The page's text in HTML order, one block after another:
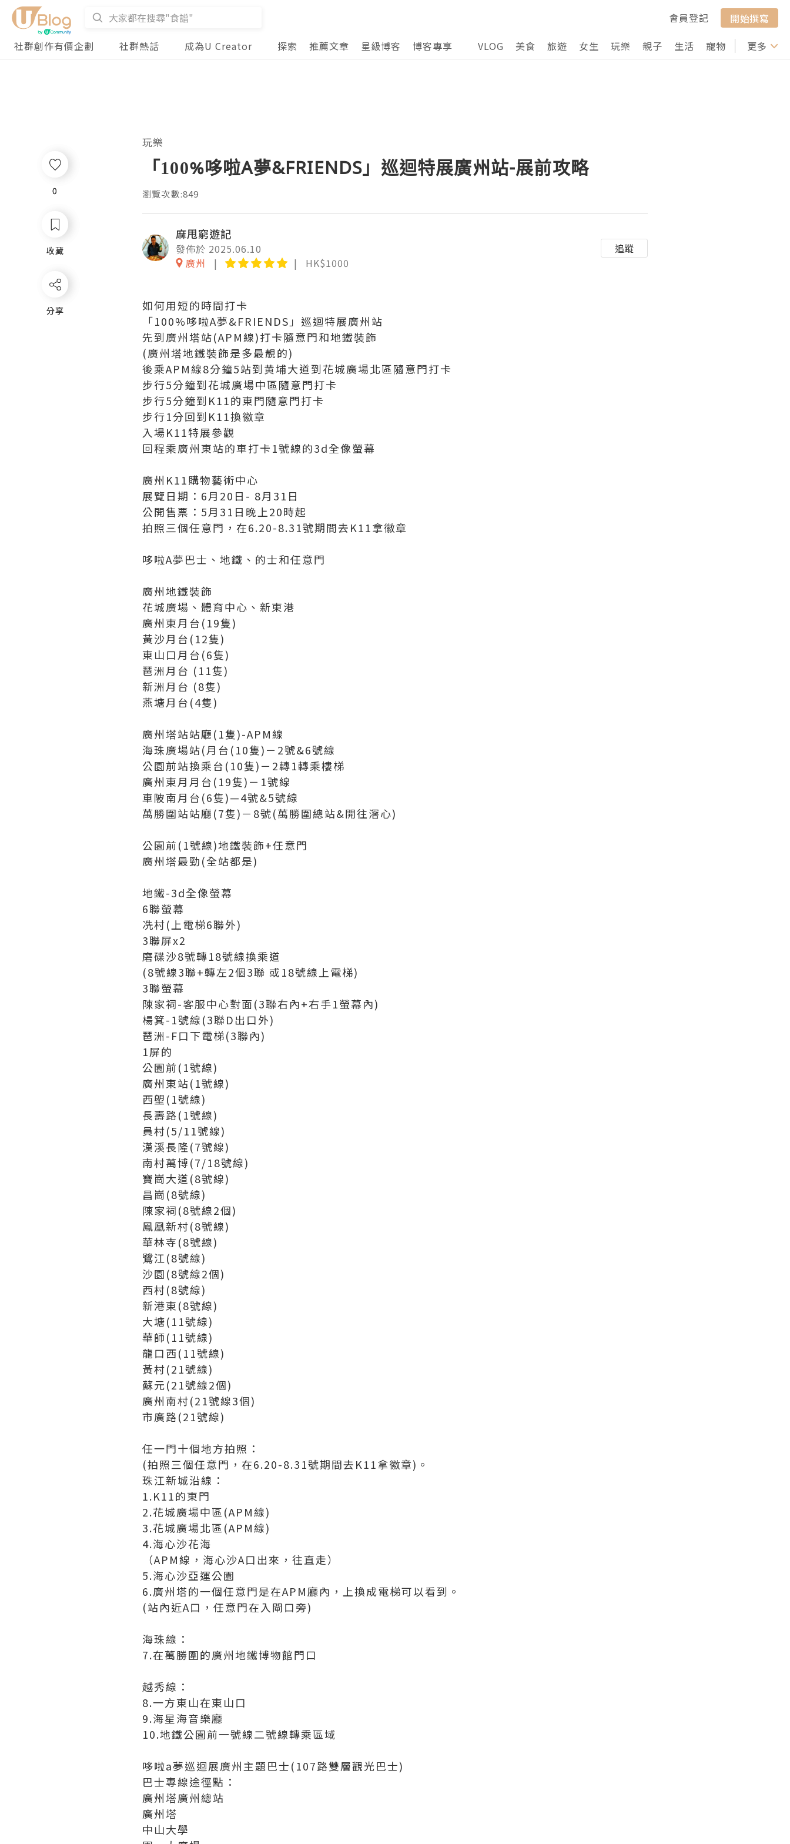
會員登記
開始撰寫
社群創作有價企劃
社群熱話 成為U Creator 探索 推薦文章 星級博客 博客專享 VLOG 美食 旅遊 女生 玩樂 親子 生活 寵物 行山 打卡
更多
0
收藏
分享
玩樂
「100%哆啦A夢&FRIENDS」巡迴特展廣州站-展前攻略
瀏覽次數:849
麻甩窮遊記
發佈於 2025.06.10
廣州
HK$1000
追蹤
如何用短的時間打卡
「100%哆啦A夢&FRIENDS」巡迴特展廣州站
先到廣州塔站(APM線)打卡隨意門和地鐵裝飾
(廣州塔地鐵裝飾是多最靚的)
後乘APM線8分鐘5站到黄埔大道到花城廣場北區隨意門打卡
步行5分鐘到花城廣場中區隨意門打卡
步行5分鐘到K11的東門隨意門打卡
步行1分回到K11換徽章
入場K11特展參觀
回程乘廣州東站的車打卡1號線的3d全像螢幕
廣州K11購物藝術中心
展覽日期：6月20日- 8月31日
公開售票：5月31日晚上20時起
拍照三個任意門，在6.20-8.31號期間去K11拿徽章
哆啦A夢巴士、地鐵、的士和任意門
廣州地鐵裝飾
花城廣場、體育中心、新東港
廣州東月台(19隻)
黃沙月台(12隻)
東山口月台(6隻)
琶洲月台 (11隻)
新洲月台 (8隻)
燕塘月台(4隻)
廣州塔站站廳(1隻)-APM線
海珠廣場站(月台(10隻)－2號&6號線
公園前站換乘台(10隻)－2轉1轉乘樓梯
廣州東月月台(19隻)－1號線
車陂南月台(6隻)—4號&5號線
萬勝圍站站廳(7隻)－8號(萬勝圍總站&開往滘心)
公園前(1號線)地鐵裝飾+任意門
廣州塔最勁(全站都是)
地鐵-3d全像螢幕
6聯螢幕
冼村(上電梯6聯外)
3聯屏x2
磨碟沙8號轉18號線換乘道
(8號線3聯+轉左2個3聯 或18號線上電梯)
3聯螢幕
陳家祠-客服中心對面(3聯右內+右手1螢幕內)
楊箕-1號線(3聯D出口外)
琶洲-F口下電梯(3聯內)
1屏的
公園前(1號線)
廣州東站(1號線)
西塱(1號線)
長壽路(1號線)
員村(5/11號線)
漢溪長隆(7號線)
南村萬博(7/18號線)
寶崗大道(8號線)
昌崗(8號線)
陳家祠(8號線2個)
鳳凰新村(8號線)
華林寺(8號線)
鷺江(8號線)
沙園(8號線2個)
西村(8號線)
新港東(8號線)
大塘(11號線)
華師(11號線)
龍口西(11號線)
黃村(21號線)
蘇元(21號線2個)
廣州南村(21號線3個)
市廣路(21號線)
任一門十個地方拍照：
(拍照三個任意門，在6.20-8.31號期間去K11拿徽章)。
珠江新城沿線：
1.K11的東門
2.花城廣場中區(APM線)
3.花城廣場北區(APM線)
4.海心沙花海
（APM線，海心沙A口出來，往直走）
5.海心沙亞運公園
6.廣州塔的一個任意門是在APM廳內，上換成電梯可以看到。
(站內近A口，任意門在入閘口旁)
海珠線：
7.在萬勝圍的廣州地鐵博物館門口
越秀線：
8.一方東山在東山口
9.海星海音樂廳
10.地鐵公園前一號線二號線轉乘區域
哆啦a夢巡迴展廣州主題巴士(107路雙層觀光巴士)
巴士專線途徑點：
廣州塔廣州總站
廣州塔
中山大學
0
收藏
分享